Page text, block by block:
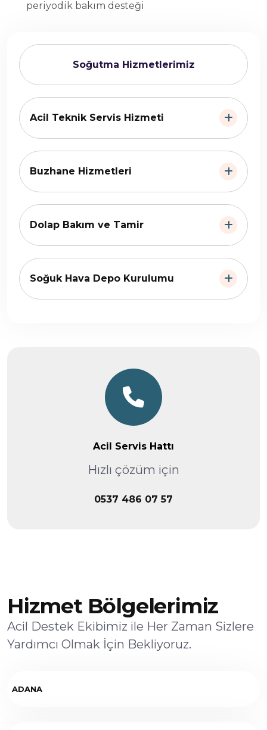
Soğutma Hizmetlerimiz
Acil Teknik Servis Hizmeti
Buzhane Hizmetleri
Dolap Bakım ve Tamir
Soğuk Hava Depo Kurulumu
Acil Servis Hattı
Hızlı çözüm için
0537 486 07 57
periyodik bakım desteği
Hizmet Bölgelerimiz
Acil Destek Ekibimiz ile Her Zaman Sizlere
Yardımcı Olmak İçin Bekliyoruz.
ADANA